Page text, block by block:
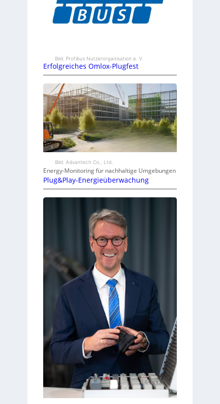
Bild: Profibus Nutzerorganisation e. V.
Erfolgreiches Omlox-Plugfest
Bild: Advantech Co., Ltd.
Energy-Monitoring für nachhaltige Umgebungen
Plug&Play-Energieüberwachung